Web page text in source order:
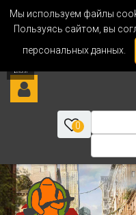
Мы используем файлы
Пользуясь сайтом, вы
персональных данных.
0